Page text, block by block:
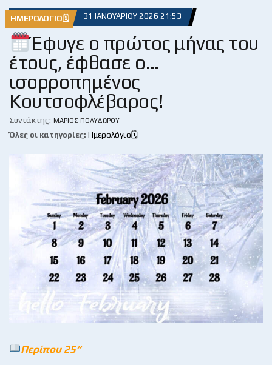
ΗΜΕΡΟΛΌΓΙΟ🗓 31 ΙΑΝΟΥΑΡΊΟΥ 2026 21:53
Έφυγε ο πρώτος μήνας του
έτους, έφθασε ο…
ισορροπημένος
Κουτσοφλέβαρος!
Συντάκτης: ΜΆΡΙΟΣ ΠΟΛΥΔΏΡΟΥ
Όλες οι κατηγορίες: Ημερολόγιο🗓
Περίπου 25“